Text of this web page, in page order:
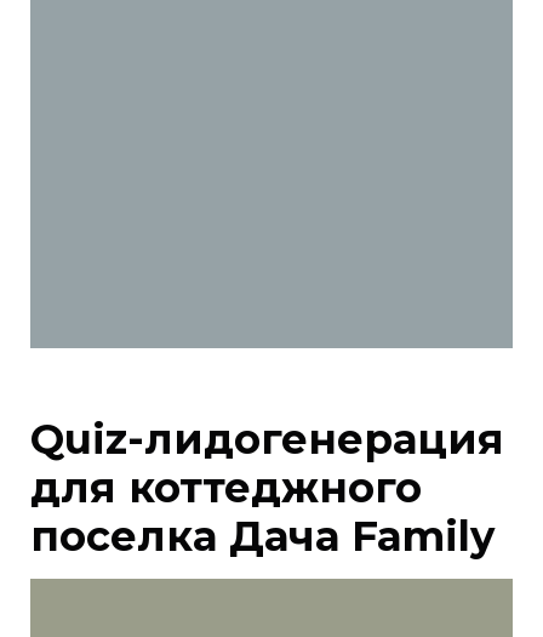
Quiz-лидогенерация
для коттеджного
поселка Дача Family